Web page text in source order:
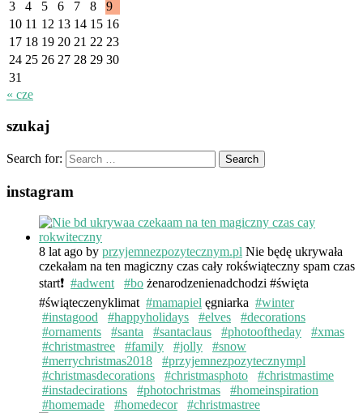
3
4 5 6 7 8
9
10 11 12 13 14 15 16
17 18 19 20 21 22 23
24 25 26 27 28 29 30
31
« cze
szukaj
Search for:
instagram
8 lat ago by przyjemnezpozytecznym.pl Nie będę ukrywała
czekałam na ten magiczny czas cały rokświąteczny spam czas
start❗️ #adwent #bo żenarodzenienadchodzi #święta
#świąteczenyklimat #mamapiel ęgniarka #winter
#instagood
#happyholidays #elves
#decorations
#ornaments
#santa #santaclaus #photooftheday
#xmas
#christmastree
#family #jolly
#snow
#merrychristmas2018
#przyjemnezpozytecznympl
#christmasdecorations
#christmasphoto
#christmastime
#instadecirations
#photochristmas
#homeinspiration
#homemade
#homedecor #christmastree